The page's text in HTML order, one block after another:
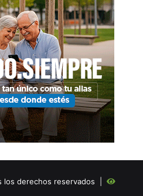
los derechos reservados |